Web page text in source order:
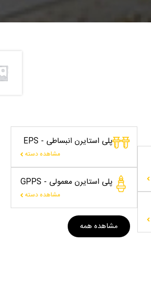
پلی استایرن انبساطی - EPS
مشاهده دسته
پلی استایرن معمولی - GPPS
مشاهده دسته
مشاهده همه